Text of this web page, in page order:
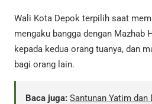
Wali Kota Depok terpilih saat
mengaku bangga dengan Mazhab
kepada kedua orang tuanya, dan
bagi orang lain.
Baca juga: Santunan Yatim dan